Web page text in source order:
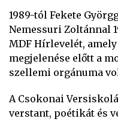
1989-tól Fekete
Nemessuri Zoltánnal
MDF Hírlevelét,
megjelenése előtt a
szellemi orgánuma
A Csokonai
verstant, poétikát és